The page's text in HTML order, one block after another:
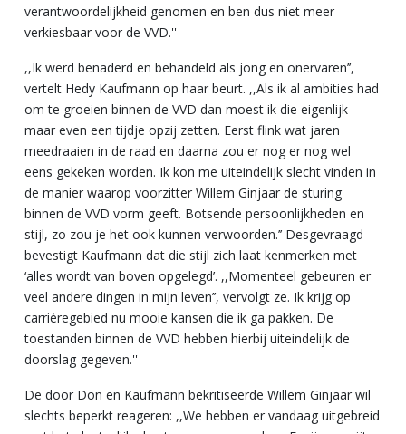
verantwoordelijkheid genomen en ben dus niet meer
verkiesbaar voor de VVD.''
,,Ik werd benaderd en behandeld als jong en onervaren’’,
vertelt Hedy Kaufmann op haar beurt. ,,Als ik al ambities had
om te groeien binnen de VVD dan moest ik die eigenlijk
maar even een tijdje opzij zetten. Eerst flink wat jaren
meedraaien in de raad en daarna zou er nog er nog wel
eens gekeken worden. Ik kon me uiteindelijk slecht vinden in
de manier waarop voorzitter Willem Ginjaar de sturing
binnen de VVD vorm geeft. Botsende persoonlijkheden en
stijl, zo zou je het ook kunnen verwoorden.’’ Desgevraagd
bevestigt Kaufmann dat die stijl zich laat kenmerken met
‘alles wordt van boven opgelegd’. ,,Momenteel gebeuren er
veel andere dingen in mijn leven’’, vervolgt ze. Ik krijg op
carrièregebied nu mooie kansen die ik ga pakken. De
toestanden binnen de VVD hebben hierbij uiteindelijk de
doorslag gegeven.''
De door Don en Kaufmann bekritiseerde Willem Ginjaar wil
slechts beperkt reageren: ,,We hebben er vandaag uitgebreid